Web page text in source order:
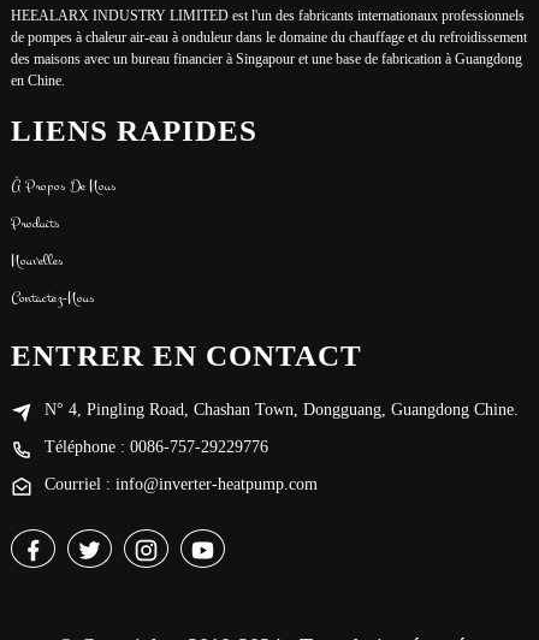
HEEALARX INDUSTRY LIMITED est l'un des fabricants internationaux professionnels
de pompes à chaleur air-eau à onduleur dans le domaine du chauffage et du refroidissement
des maisons avec un bureau financier à Singapour et une base de fabrication à Guangdong
en Chine.
LIENS RAPIDES
À Propos De Nous
Produits
Nouvelles
Contactez-Nous
ENTRER EN CONTACT
N° 4, Pingling Road, Chashan Town, Dongguang, Guangdong Chine.
Téléphone : 0086-757-29229776
Courriel : info@inverter-heatpump.com